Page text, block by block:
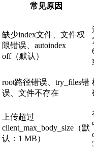
常见原因
缺少index文件、文件权
限错误、 autoindex
off（默认）
root路径错误、 try_files错
误、文件不存在
上传超过
client_max_body_size （默
认：1 MB）